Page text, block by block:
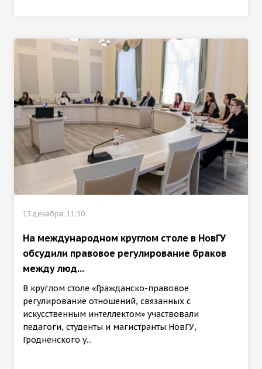
13 декабря, 11:50
На международном круглом столе в НовГУ
обсудили правовое регулирование браков
между люд...
В круглом столе «Гражданско-правовое
регулирование отношений, связанных с
искусственным интеллектом» участвовали
педагоги, студенты и магистранты НовГУ,
Гродненского у...